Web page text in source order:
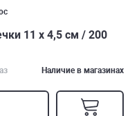
11 х 4,5 см / 200
Наличие в магазинах